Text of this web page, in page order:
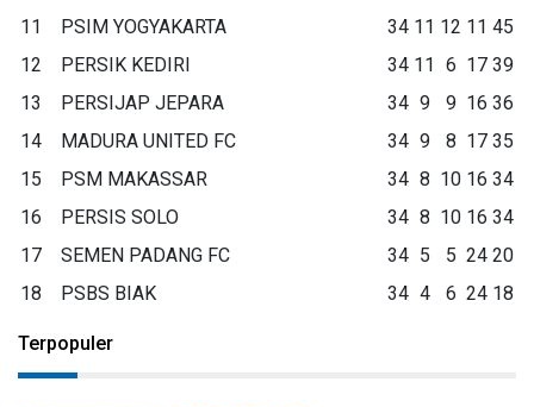
11 PSIM YOGYAKARTA 34 11 12 11 45
12
PERSIK KEDIRI 34 11 6 17 39
13
PERSIJAP JEPARA 34 9 9 16 36
14
MADURA UNITED FC 34 9 8 17 35
15
PSM MAKASSAR 34 8 10 16 34
16
PERSIS SOLO 34 8 10 16 34
17
SEMEN PADANG FC 34 5 5 24 20
18
PSBS BIAK 34 4 6 24 18
Terpopuler